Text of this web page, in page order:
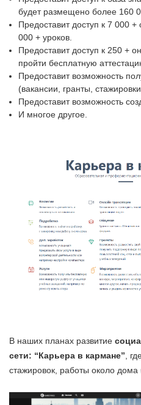
будет размещено более 160
Предоставит доступ к 7 000
000 + уроков.
Предоставит доступ к 250 +
пройти бесплатную
Предоставит возможность
(вакансии, гранты,
Предоставит возможность
И многое другое.
В наших планах развитие
сети: “Карьера в кармане” ,
стажировок, работы около дома